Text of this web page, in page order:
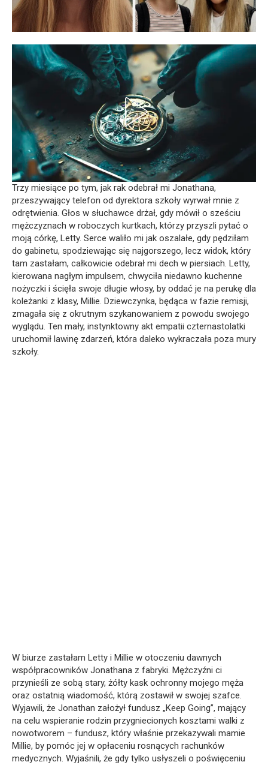
Trzy miesiące po tym, jak rak odebrał mi Jonathana,
przeszywający telefon od dyrektora szkoły wyrwał mnie z
odrętwienia. Głos w słuchawce drżał, gdy mówił o sześciu
mężczyznach w roboczych kurtkach, którzy przyszli pytać o
moją córkę, Letty. Serce waliło mi jak oszalałe, gdy pędziłam
do gabinetu, spodziewając się najgorszego, lecz widok, który
tam zastałam, całkowicie odebrał mi dech w piersiach. Letty,
kierowana nagłym impulsem, chwyciła niedawno kuchenne
nożyczki i ścięła swoje długie włosy, by oddać je na perukę dla
koleżanki z klasy, Millie. Dziewczynka, będąca w fazie remisji,
zmagała się z okrutnym szykanowaniem z powodu swojego
wyglądu. Ten mały, instynktowny akt empatii czternastolatki
uruchomił lawinę zdarzeń, która daleko wykraczała poza mury
szkoły.
W biurze zastałam Letty i Millie w otoczeniu dawnych
współpracowników Jonathana z fabryki. Mężczyźni ci
przynieśli ze sobą stary, żółty kask ochronny mojego męża
oraz ostatnią wiadomość, którą zostawił w swojej szafce.
Wyjawili, że Jonathan założył fundusz „Keep Going”, mający
na celu wspieranie rodzin przygniecionych kosztami walki z
nowotworem – fundusz, który właśnie przekazywali mamie
Millie, by pomóc jej w opłaceniu rosnących rachunków
medycznych. Wyjaśnili, że gdy tylko usłyszeli o poświęceniu